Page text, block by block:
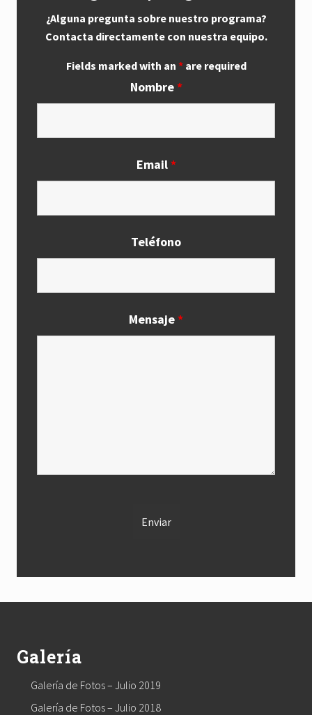
¿Alguna pregunta sobre nuestro programa?
Contacta directamente con nuestra equipo.
Fields marked with an *are required
Nombre*
Email*
Teléfono
Mensaje*
Galería
Galería de Fotos – Julio 2019
Galería de Fotos – Julio 2018